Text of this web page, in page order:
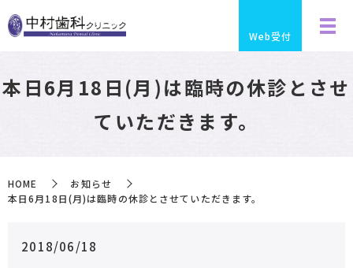
Web受付
本日6月18日(月)は臨時の休診とさせ
ていただきます。
HOME
お知らせ
本日6月18日(月)は臨時の休診とさせていただきます。
2018/06/18